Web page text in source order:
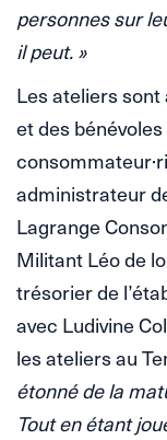
personnes sur
il peut. »
Les ateliers sont
et des
administrateur
Lagrange
Militant Léo de
trésorier de
avec Ludivine
les ateliers au
étonné de la
Tout en étant